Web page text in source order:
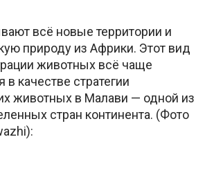
всё новые территории и
природу из Африки. Этот вид
животных всё чаще
в качестве стратегии
животных в Малави — одной из
стран континента. (Фото